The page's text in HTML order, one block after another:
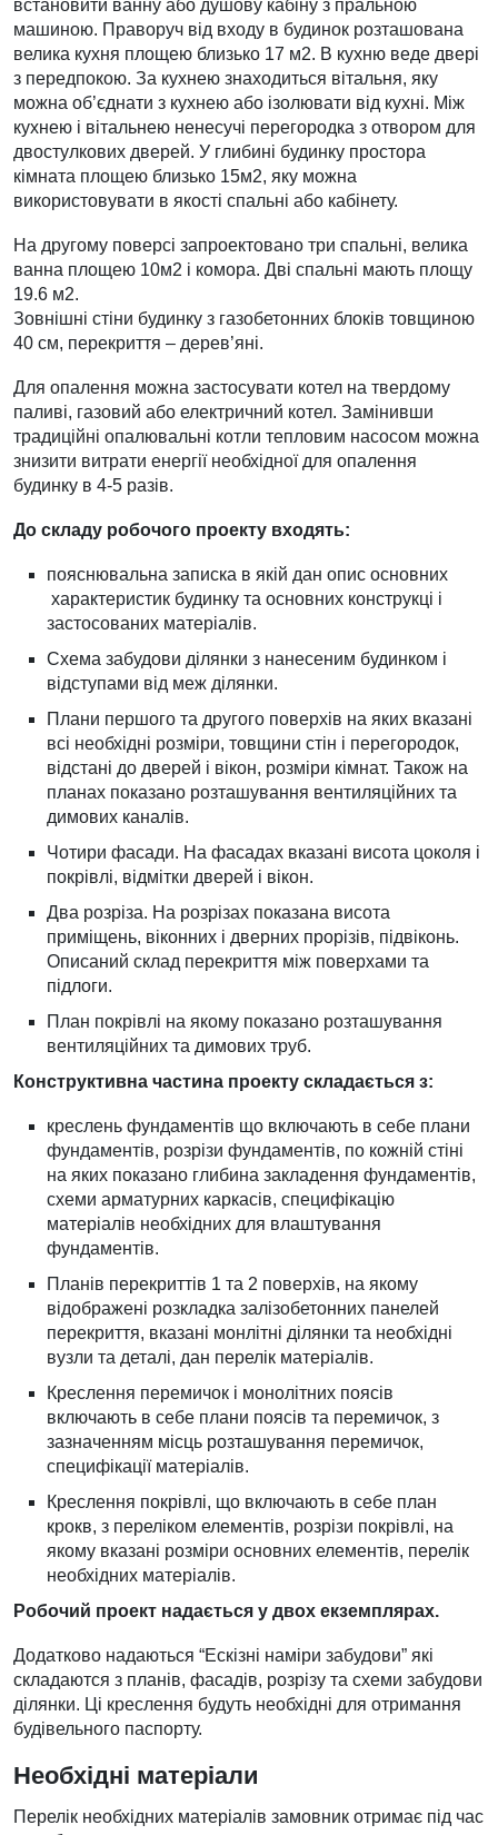
встановити ванну або душову кабіну з пральною
машиною. Праворуч від входу в будинок розташована
велика кухня площею близько 17 м2. В кухню веде двері
з передпокою. За кухнею знаходиться вітальня, яку
можна об’єднати з кухнею або ізолювати від кухні. Між
кухнею і вітальнею ненесучі перегородка з отвором для
двостулкових дверей. У глибині будинку простора
кімната площею близько 15м2, яку можна
використовувати в якості спальні або кабінету.
На другому поверсі запроектовано три спальні, велика
ванна площею 10м2 і комора. Дві спальні мають площу
19.6 м2.
Зовнішні стіни будинку з газобетонних блоків товщиною
40 см, перекриття – дерев’яні.
Для опалення можна застосувати котел на твердому
паливі, газовий або електричний котел. Замінивши
традиційні опалювальні котли тепловим насосом можна
знизити витрати енергії необхідної для опалення
будинку в 4-5 разів.
До складу робочого проекту входять:
пояснювальна записка в якій дан опис основних
характеристик будинку та основних конструкці і
застосованих матеріалів.
Схема забудови ділянки з нанесеним будинком і
відступами від меж ділянки.
Плани першого та другого поверхів на яких вказані
всі необхідні розміри, товщини стін і перегородок,
відстані до дверей і вікон, розміри кімнат. Також на
планах показано розташування вентиляційних та
димових каналів.
Чотири фасади. На фасадах вказані висота цоколя і
покрівлі, відмітки дверей і вікон.
Два розріза. На розрізах показана висота
приміщень, віконних і дверних прорізів, підвіконь.
Описаний склад перекриття між поверхами та
підлоги.
План покрівлі на якому показано розташування
вентиляційних та димових труб.
Конструктивна частина проекту складається з:
креслень фундаментів що включають в себе плани
фундаментів, розрізи фундаментів, по кожній стіні
на яких показано глибина закладення фундаментів,
схеми арматурних каркасів, специфікацію
матеріалів необхідних для влаштування
фундаментів.
Планів перекриттів 1 та 2 поверхів, на якому
відображені розкладка залізобетонних панелей
перекриття, вказані монлітні ділянки та необхідні
вузли та деталі, дан перелік матеріалів.
Креслення перемичок і монолітних поясів
включають в себе плани поясів та перемичок, з
зазначенням місць розташування перемичок,
специфікації матеріалів.
Креслення покрівлі, що включають в себе план
крокв, з переліком елементів, розрізи покрівлі, на
якому вказані розміри основних елементів, перелік
необхідних матеріалів.
Робочий проект надається у двох екземплярах.
Додатково надаються “Ескізні наміри забудови” які
складаются з планів, фасадів, розрізу та схеми забудови
ділянки. Ці креслення будуть необхідні для отримання
будівельного паспорту.
Необхідні матеріали
Перелік необхідних матеріалів замовник отримає під час